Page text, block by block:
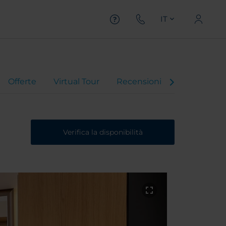
IT
Offerte Virtual Tour Recensioni
Verifica la disponibilità